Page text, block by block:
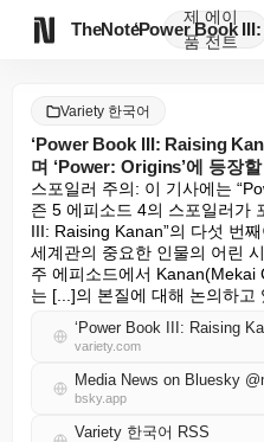
TheNote
제
품
에이
전트
‘Power Book
Variety 한국어
‘Power Book III: Raising
며 ‘Power: Origins’에 등장할
스포일러 주의: 이 기사에는
즌 5 에피소드 4의 스포일러가
III: Raising Kanan”의 다섯 번
세계관의 중요한 인물의 어린
주 에피소드에서
는 [...]의 본질에 대해 논의하고
variety.com
Media News on Bluesky
bsky.app
Variety 한국어 RSS